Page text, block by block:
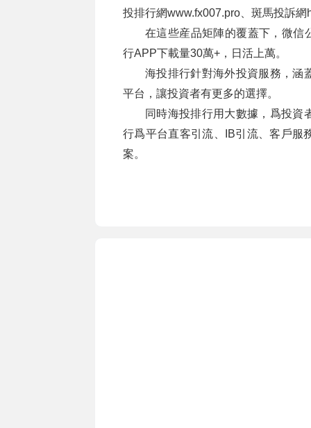
投排行網www.fx007.pro、斑馬投訴
在這些産品矩陣的覆蓋下，微信
行APP下載量30萬+，日活上萬。
海投排行針對海外投資服務，涵
平台，讓投資者有更多的選擇。
同時海投排行用大數據，爲投資
行爲平台直客引流、IB引流、客戶服
案。